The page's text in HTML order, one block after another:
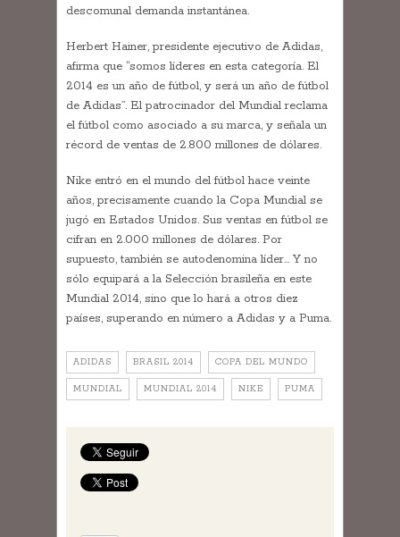
descomunal demanda instantánea.
Herbert Hainer, presidente ejecutivo de Adidas,
afirma que “somos líderes en esta categoría. El
2014 es un año de fútbol, y será un año de fútbol
de Adidas”. El patrocinador del Mundial reclama
el fútbol como asociado a su marca, y señala un
récord de ventas de 2.800 millones de dólares.
Nike entró en el mundo del fútbol hace veinte
años, precisamente cuando la Copa Mundial se
jugó en Estados Unidos. Sus ventas en fútbol se
cifran en 2.000 millones de dólares. Por
supuesto, también se autodenomina líder… Y no
sólo equipará a la Selección brasileña en este
Mundial 2014, sino que lo hará a otros diez
países, superando en número a Adidas y a Puma.
ADIDAS BRASIL 2014 COPA DEL MUNDO
MUNDIAL MUNDIAL 2014 NIKE PUMA